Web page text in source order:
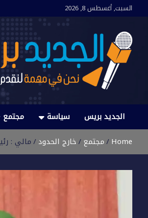
السبت, أغسطس 8, 2026
الجديد بريس
الجديد بريس
سياسة مجتمع
Home مجتمع خارج الحدود مالي :